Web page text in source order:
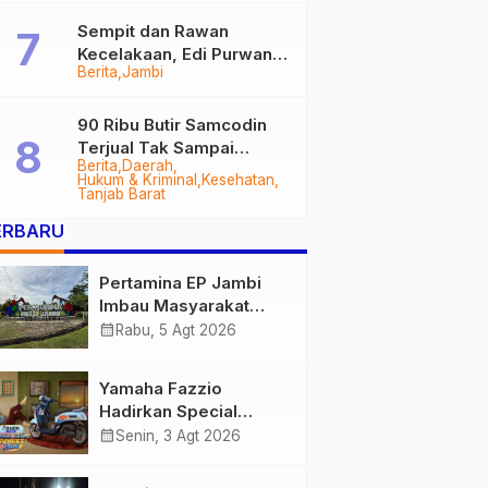
Berita Jambi
Sempit dan Rawan
Kecelakaan, Edi Purwanto
Targetkan Jalan Lintas
2028
Berita Daerah
Hukum & Kriminal
Kesehatan
Tanjab Barat
90 Ribu Butir Samcodin
Terjual Tak Sampai
Setahun, Indra Safari
Desak Audit Menyeluruh
Pertamina EP Jambi
Imbau Masyarakat
Tidak Beraktivitas di
Bersama
calendar_month Rabu, 5 Agt 2026
Yamaha Fazzio
Hadirkan Special
Edition Sunset Blue,
calendar_monthSenin, 3 Agt 2026